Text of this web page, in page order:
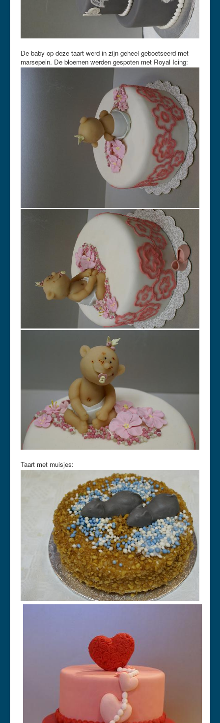
De baby op deze taart werd in zijn geheel geboetseerd met
marsepein. De bloemen werden gespoten met Royal Icing:
Taart met muisjes: